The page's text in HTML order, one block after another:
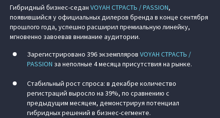
Гибридный бизнес-седан VOYAH СТРАСТЬ / PASSION,
появившийся у официальных дилеров бренда в конце сентября
прошлого года, успешно расширил премиальную линейку,
мгновенно завоевав внимание аудитории.
Зарегистрировано 396 экземпляров VOYAH СТРАСТЬ /
PASSION за неполные 4 месяца присутствия на рынке.
Стабильный рост спроса: в декабре количество
регистраций выросло на 39%, по сравнению с
предыдущим месяцем, демонстрируя потенциал
гибридных решений в бизнес-сегменте.